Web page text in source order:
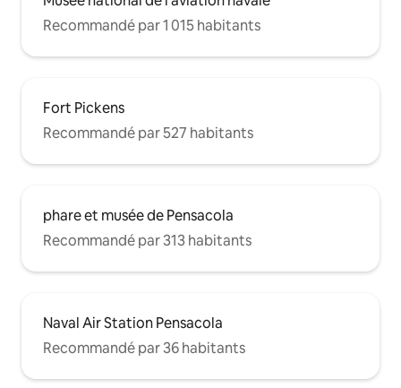
Recommandé par 1 015 habitants
Fort Pickens
Recommandé par 527 habitants
phare et musée de Pensacola
Recommandé par 313 habitants
Naval Air Station Pensacola
Recommandé par 36 habitants